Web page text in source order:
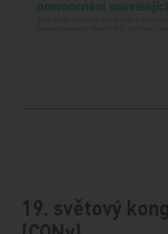
19. světový